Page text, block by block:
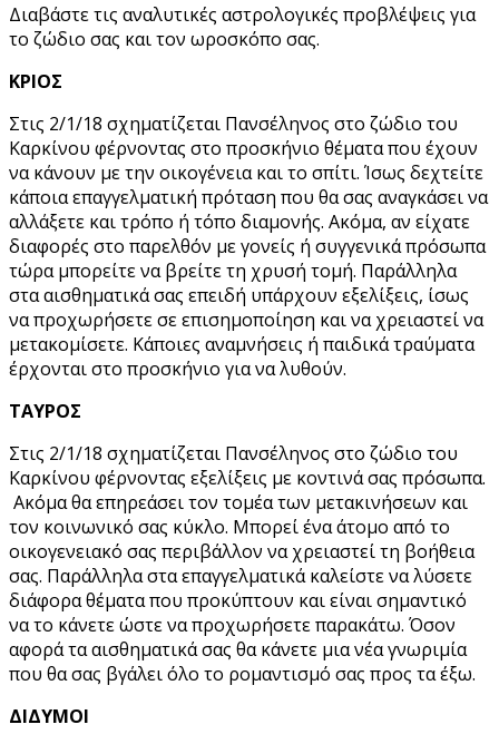
Διαβάστε τις αναλυτικές αστρολογικές προβλέψεις για
το ζώδιο σας και τον ωροσκόπο σας.
ΚΡΙΟΣ
Στις 2/1/18 σχηματίζεται Πανσέληνος στο ζώδιο του
Καρκίνου φέρνοντας στο προσκήνιο θέματα που έχουν
να κάνουν με την οικογένεια και το σπίτι. Ίσως δεχτείτε
κάποια επαγγελματική πρόταση που θα σας αναγκάσει να
αλλάξετε και τρόπο ή τόπο διαμονής. Ακόμα, αν είχατε
διαφορές στο παρελθόν με γονείς ή συγγενικά πρόσωπα
τώρα μπορείτε να βρείτε τη χρυσή τομή. Παράλληλα
στα αισθηματικά σας επειδή υπάρχουν εξελίξεις, ίσως
να προχωρήσετε σε επισημοποίηση και να χρειαστεί να
μετακομίσετε. Κάποιες αναμνήσεις ή παιδικά τραύματα
έρχονται στο προσκήνιο για να λυθούν.
ΤΑΥΡΟΣ
Στις 2/1/18 σχηματίζεται Πανσέληνος στο ζώδιο του
Καρκίνου φέρνοντας εξελίξεις με κοντινά σας πρόσωπα.
Ακόμα θα επηρεάσει τον τομέα των μετακινήσεων και
τον κοινωνικό σας κύκλο. Μπορεί ένα άτομο από το
οικογενειακό σας περιβάλλον να χρειαστεί τη βοήθεια
σας. Παράλληλα στα επαγγελματικά καλείστε να λύσετε
διάφορα θέματα που προκύπτουν και είναι σημαντικό
να το κάνετε ώστε να προχωρήσετε παρακάτω. Όσον
αφορά τα αισθηματικά σας θα κάνετε μια νέα γνωριμία
που θα σας βγάλει όλο το ρομαντισμό σας προς τα έξω.
ΔΙΔΥΜΟΙ